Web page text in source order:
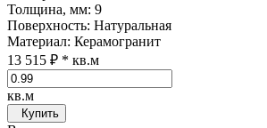
Толщина, мм: 9
Поверхность: Натуральная
Материал: Керамогранит
13 515 ₽ * кв.м
кв.м
Купить